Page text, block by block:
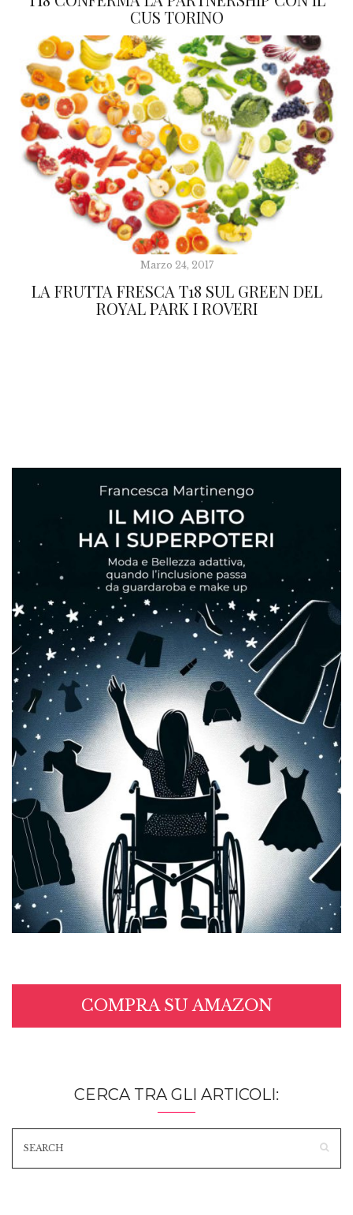
CUS TORINO
Marzo 24, 2017
LA FRUTTA FRESCA T18 SUL GREEN DEL
ROYAL PARK I ROVERI
COMPRA SU AMAZON
CERCA TRA GLI ARTICOLI: